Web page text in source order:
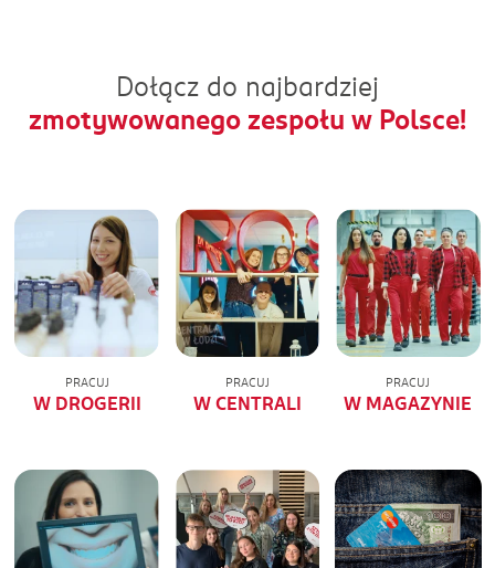
Dołącz do najbardziej
zmotywowanego zespołu w Polsce!
PRACUJ
W DROGERII
PRACUJ
W CENTRALI
PRACUJ
W MAGAZYNIE